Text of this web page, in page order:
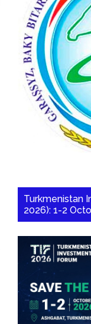
Turkmenistan
2026): 1-2